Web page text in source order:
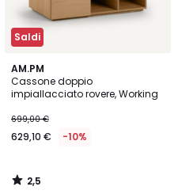
Saldi
AM.PM
Cassone doppio
impiallacciato rovere, Working
699,00 €
629,10 € -10%
2,5
/ 5
2,5
/